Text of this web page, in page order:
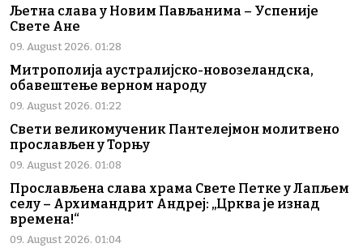
Љетна слава у Новим Пављанима – Успеније
Свете Ане
09. August 2026. 01:28
Митрополија аустралијско-новозеландска,
обавештење верном народу
09. August 2026. 01:22
Свети великомученик Пантелејмон молитвено
прослављен у Торњу
09. August 2026. 01:08
Прослављена слава храма Свете Петке у Лапљем
селу – Архимандрит Андреј: „Црква је изнад
времена!“
09. August 2026. 01:04